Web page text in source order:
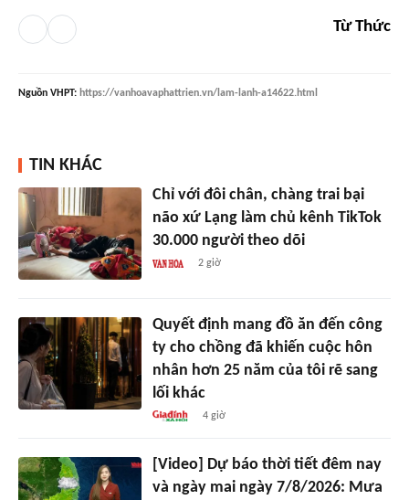
Từ Thức
Nguồn VHPT: https://vanhoavaphattrien.vn/lam-lanh-a14622.html
TIN KHÁC
Chỉ với đôi chân, chàng trai bại
não xứ Lạng làm chủ kênh TikTok
30.000 người theo dõi
2 giờ
Quyết định mang đồ ăn đến công
ty cho chồng đã khiến cuộc hôn
nhân hơn 25 năm của tôi rẽ sang
lối khác
4 giờ
[Video] Dự báo thời tiết đêm nay
và ngày mai ngày 7/8/2026: Mưa